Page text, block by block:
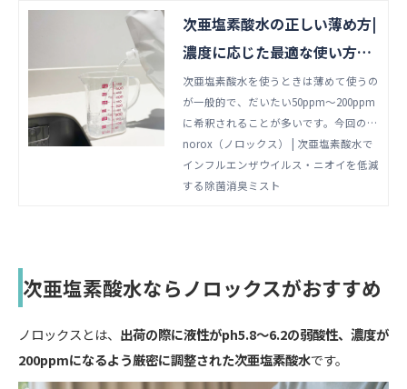
次亜塩素酸水の正しい薄め方|
濃度に応じた最適な使い方と
あわせて解説
次亜塩素酸水を使うときは薄めて使うの
が一般的で、だいたい50ppm〜200ppm
に希釈されることが多いです。今回の記
事では50ppm・100ppm・200ppmに分
けて薄める方法と希釈した溶液の使い方
を解説します。
norox（ノロックス） | 次亜塩素酸水で
インフルエンザウイルス・ニオイを低減
する除菌消臭ミスト
次亜塩素酸水ならノロックスがおすすめ
ノロックスとは、 出荷の際に液性がph5.8〜6.2の弱酸性、濃度が
200ppmになるよう厳密に調整された次亜塩素酸水です。